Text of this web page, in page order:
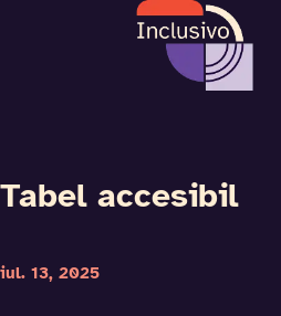
Tabel accesibil
iul. 13, 2025